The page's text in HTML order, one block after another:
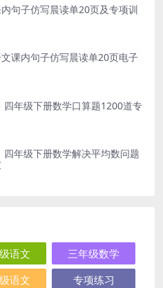
句子仿写晨读单20页及专项训
课内句子仿写晨读单20页电子
四年级下册数学口算题1200道专
年级下册数学解决平均数问题
语文
三年级数学
语文
专项练习